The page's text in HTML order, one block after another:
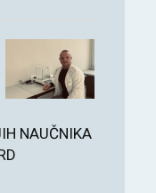
NAUČNIKA